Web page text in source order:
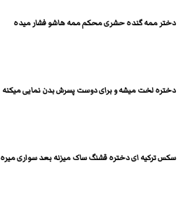
دختر ممه گنده حشری محکم ممه هاشو فشار میده
دختره لخت میشه و برای دوست پسرش بدن نمایی میکنه
سکس ترکیه ای دختره قشنگ ساک میزنه بعد سواری میره